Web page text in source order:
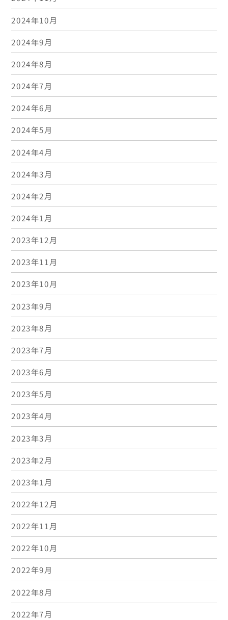
2024年10月
2024年9月
2024年8月
2024年7月
2024年6月
2024年5月
2024年4月
2024年3月
2024年2月
2024年1月
2023年12月
2023年11月
2023年10月
2023年9月
2023年8月
2023年7月
2023年6月
2023年5月
2023年4月
2023年3月
2023年2月
2023年1月
2022年12月
2022年11月
2022年10月
2022年9月
2022年8月
2022年7月